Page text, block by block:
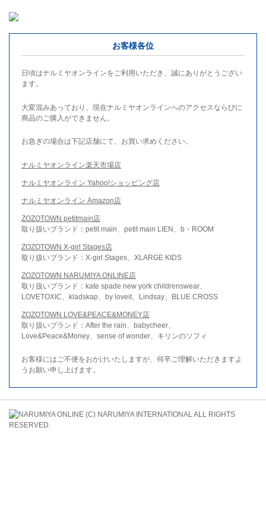
お客様各位
日頃はナルミヤオンラインをご利用いただき、誠にありがとうござい
ます。
大変混みあっており、現在ナルミヤオンラインへのアクセスならびに
商品のご購入ができません。
お急ぎの場合は下記店舗にて、お買い求めください。
ナルミヤオンライン楽天市場店
ナルミヤオンライン Yahoo!ショッピング店
ナルミヤオンライン Amazon店
ZOZOTOWN petitmain店
取り扱いブランド：petit main、petit main LIEN、b・ROOM
ZOZOTOWN X-girl Stages店
取り扱いブランド：X-girl Stages、XLARGE KIDS
ZOZOTOWN NARUMIYA ONLINE店
取り扱いブランド：kate spade new york childrenswear、
LOVETOXIC、kladskap、by loveit、Lindsay、BLUE CROSS
ZOZOTOWN LOVE&PEACE&MONEY店
取り扱いブランド：After the rain、babycheer、
Love&Peace&Money、sense of wonder、キリンのソフィ
お客様にはご不便をおかけいたしますが、何卒ご理解いただきますよ
うお願い申し上げます。